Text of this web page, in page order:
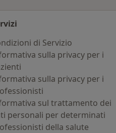
di Servizio
sulla privacy per i
sulla privacy per i
sul trattamento dei
personali per determinati
della salute